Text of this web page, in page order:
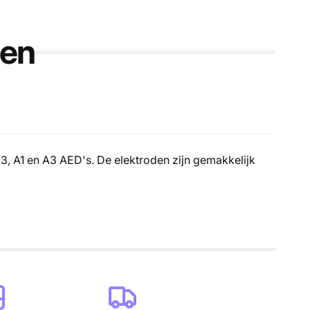
A1 en A3 AED's. De elektroden zijn gemakkelijk